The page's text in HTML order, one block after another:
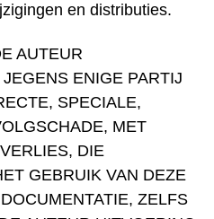
en distributies.
AUTEUR
ENIGE PARTIJ
SPECIALE,
MET
DIE
GEBRUIK VAN DEZE
ZELFS